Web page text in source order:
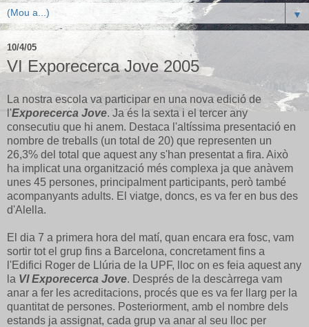
▼
10/4/05
VI Exporecerca Jove 2005
La nostra escola va participar en una nova edició de
l'Exporecerca Jove. Ja és la sexta i el tercer any
consecutiu que hi anem. Destaca l'altíssima presentació en
nombre de treballs (un total de 20) que representen un
26,3% del total que aquest any s'han presentat a fira. Això
ha implicat una organització més complexa ja que anàvem
unes 45 persones, principalment participants, però també
acompanyants adults. El viatge, doncs, es va fer en bus des
d'Alella.
El dia 7 a primera hora del matí, quan encara era fosc, vam
sortir tot el grup fins a Barcelona, concretament fins a
l'Edifici Roger de Llúria de la UPF, lloc on es feia aquest any
la VI Exporecerca Jove. Després de la descàrrega vam
anar a fer les acreditacions, procés que es va fer llarg per la
quantitat de persones. Posteriorment, amb el nombre dels
estands ja assignat, cada grup va anar al seu lloc per